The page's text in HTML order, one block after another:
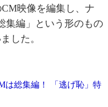
映像を編集し、ナ
集編」という形のもの
した。
は総集編！ 「逃げ恥」特